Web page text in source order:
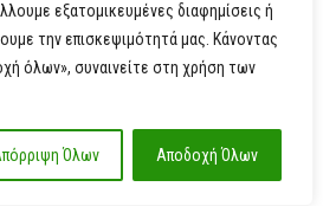
εξατομικευμένες διαφημίσεις ή
την επισκεψιμότητά μας. Κάνοντας
όλων», συναινείτε στη χρήση των
Όλων Αποδοχή Όλων
2025 0COMMENTS
ΠΛΉΜΜΥΡΙΣΕ
το ΣΕΦ